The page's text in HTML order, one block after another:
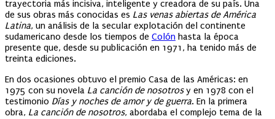
trayectoria más incisiva, inteligente y creadora de su país. Una
de sus obras más conocidas es Las venas abiertas de América
Latina, un análisis de la secular explotación del continente
sudamericano desde los tiempos de Colón hasta la época
presente que, desde su publicación en 1971, ha tenido más de
treinta ediciones.
En dos ocasiones obtuvo el premio Casa de las Américas: en
1975 con su novela La canción de nosotrosy en 1978 con el
testimonio Días y noches de amor y de guerra. En la primera
obra, La canción de nosotros, abordaba el complejo tema de la